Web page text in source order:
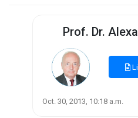
Prof. Dr.
Oct. 30, 2013, 10:18 a.m.